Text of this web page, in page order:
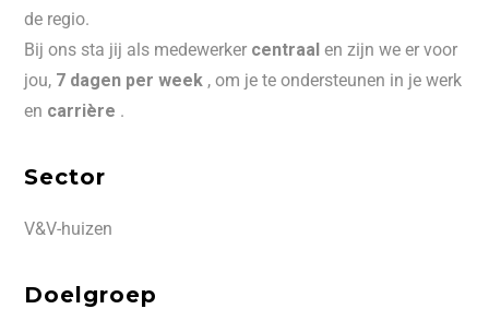
de regio.
Bij ons sta jij als medewerker centraalen zijn we er voor
jou, 7 dagen per week , om je te ondersteunen in je werk
en carrière .
Sector
V&V-huizen
Doelgroep